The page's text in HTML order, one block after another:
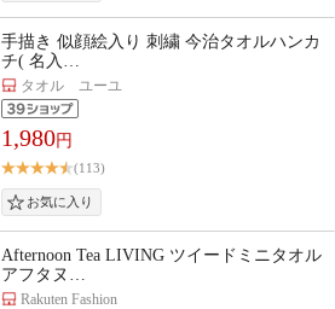
手描き 似顔絵入り 刺繍 今治タオルハンカ
チ( 名入…
タオル ユーユ
1,980円
(113)
Afternoon Tea LIVING ツイードミニタオル
アフタヌ…
Rakuten Fashion